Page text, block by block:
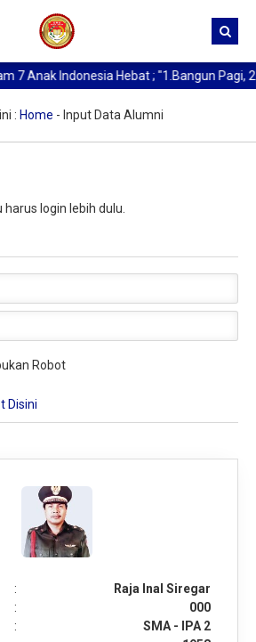
Sekolah
Indonesia Hebat ; "1.Bangun Pagi, 2.
: Home - Input Data Alumni
login lebih dulu.
Robot
Disini
:
Raja Inal Siregar
:
000
:
SMA - IPA 2